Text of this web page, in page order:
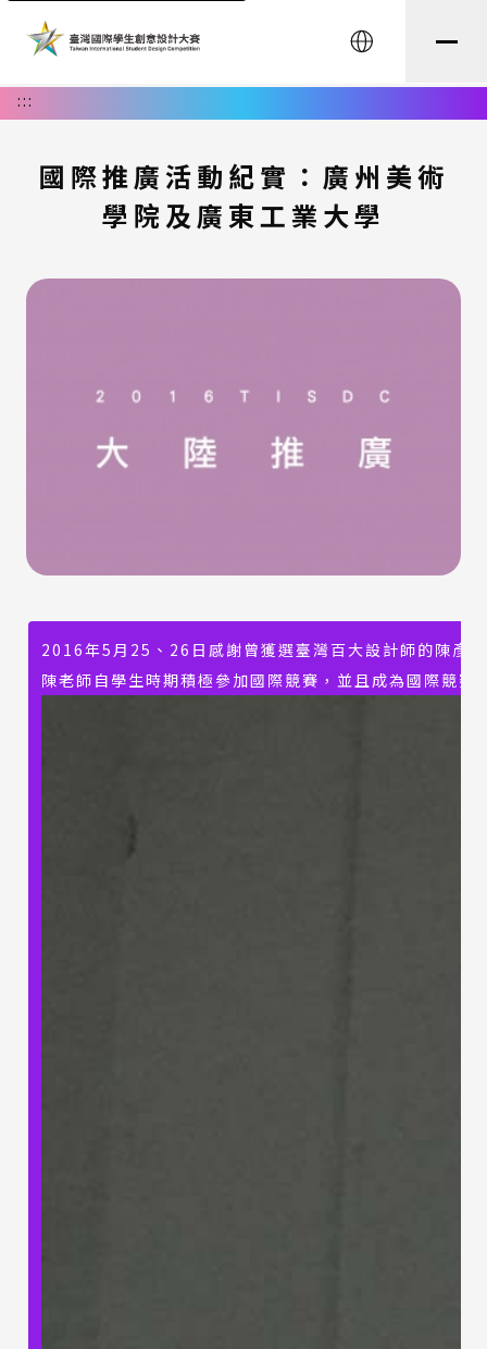
English
:::
國際推廣活動紀實：廣州美術
學院及廣東工業大學
2016年5月25、26日感謝曾獲選臺灣百大設計師的陳彥
陳老師 自學生時期積極參加國際競賽，並且成為國際競